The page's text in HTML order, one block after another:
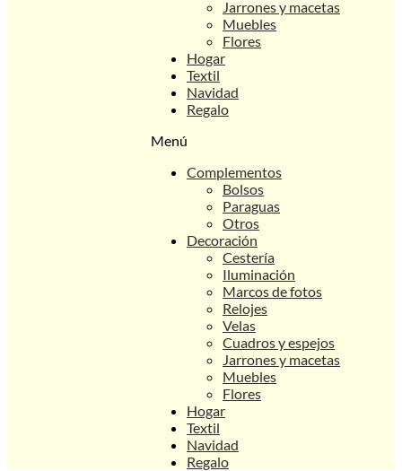
Jarrones y macetas
Muebles
Flores
Hogar
Textil
Navidad
Regalo
Menú
Complementos
Bolsos
Paraguas
Otros
Decoración
Cestería
Iluminación
Marcos de fotos
Relojes
Velas
Cuadros y espejos
Jarrones y macetas
Muebles
Flores
Hogar
Textil
Navidad
Regalo